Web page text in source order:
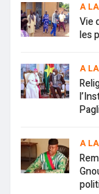
A
Vie
les
A
A